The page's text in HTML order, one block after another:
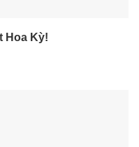
Hoa Kỳ!